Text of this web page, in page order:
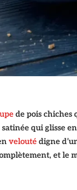
de pois chiches
qui glisse
veloutédigne
et le